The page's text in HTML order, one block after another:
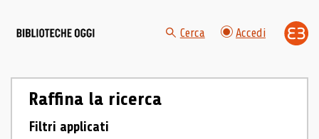
Cerca Accedi
Raffina la ricerca
Filtri applicati